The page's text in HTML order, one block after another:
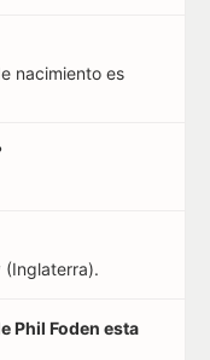
nacimiento es
(Inglaterra).
Phil Foden esta